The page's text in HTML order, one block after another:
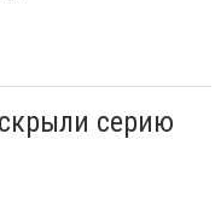
серию